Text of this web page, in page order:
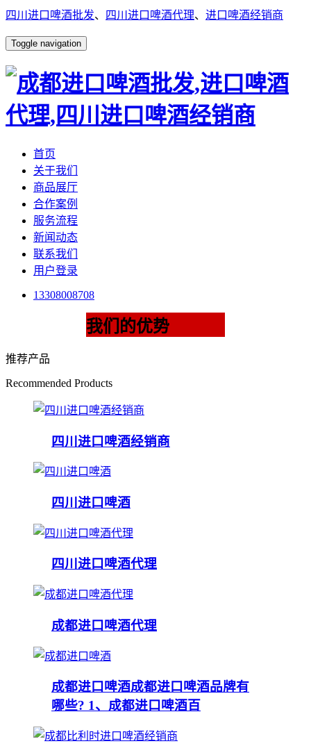
四川进口啤酒批发、 四川进口啤酒代理、 进口啤酒经销商
Toggle navigation
首页
关于我们
商品展厅
合作案例
服务流程
新闻动态
联系我们
用户登录
13308008708
我们的优势
推荐产品
Recommended Products
四川进口啤酒经销商
四川进口啤酒
四川进口啤酒代理
成都进口啤酒代理
成都进口啤酒成都进口啤酒品牌有
哪些? 1、成都进口啤酒百